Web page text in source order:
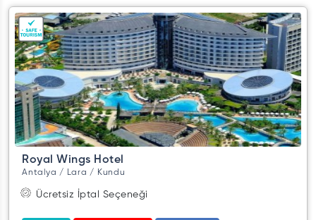
Royal Wings Hotel
Antalya / Lara / Kundu
Ücretsiz İptal Seçeneği